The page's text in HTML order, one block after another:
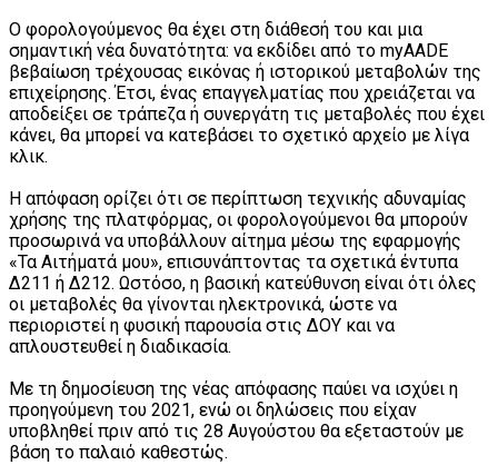
Ο φορολογούμενος θα έχει στη διάθεσή του και μια
σημαντική νέα δυνατότητα: να εκδίδει από το myAADE
βεβαίωση τρέχουσας εικόνας ή ιστορικού μεταβολών της
επιχείρησης. Έτσι, ένας επαγγελματίας που χρειάζεται να
αποδείξει σε τράπεζα ή συνεργάτη τις μεταβολές που έχει
κάνει, θα μπορεί να κατεβάσει το σχετικό αρχείο με λίγα
κλικ.
Η απόφαση ορίζει ότι σε περίπτωση τεχνικής αδυναμίας
χρήσης της πλατφόρμας, οι φορολογούμενοι θα μπορούν
προσωρινά να υποβάλλουν αίτημα μέσω της εφαρμογής
«Τα Αιτήματά μου», επισυνάπτοντας τα σχετικά έντυπα
Δ211 ή Δ212. Ωστόσο, η βασική κατεύθυνση είναι ότι όλες
οι μεταβολές θα γίνονται ηλεκτρονικά, ώστε να
περιοριστεί η φυσική παρουσία στις ΔΟΥ και να
απλουστευθεί η διαδικασία.
Με τη δημοσίευση της νέας απόφασης παύει να ισχύει η
προηγούμενη του 2021, ενώ οι δηλώσεις που είχαν
υποβληθεί πριν από τις 28 Αυγούστου θα εξεταστούν με
βάση το παλαιό καθεστώς.